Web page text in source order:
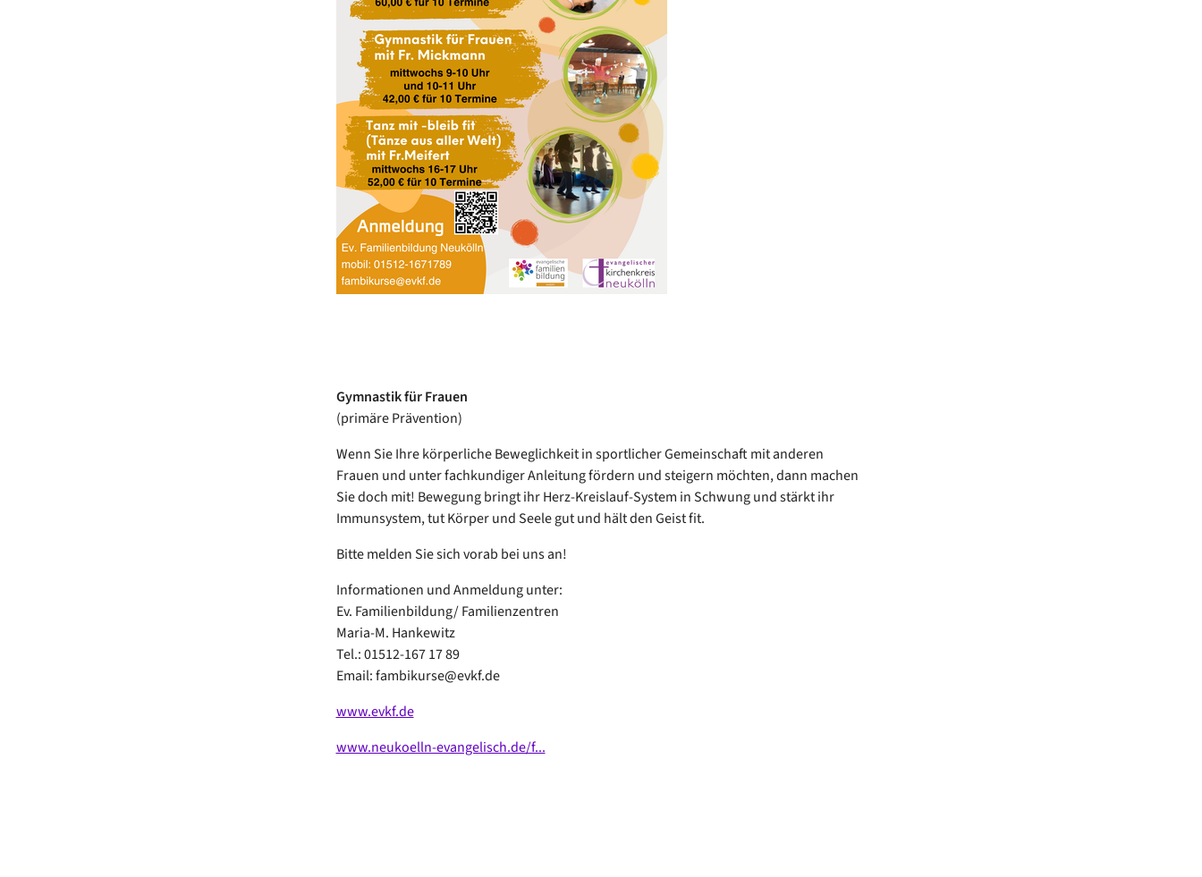
Gymnastik für Frauen
(primäre Prävention)
Wenn Sie Ihre körperliche Beweglichkeit in sportlicher Gemeinschaft mit anderen
Frauen und unter fachkundiger Anleitung fördern und steigern möchten, dann machen
Sie doch mit! Bewegung bringt ihr Herz-Kreislauf-System in Schwung und stärkt ihr
Immunsystem, tut Körper und Seele gut und hält den Geist fit.
Bitte melden Sie sich vorab bei uns an!
Informationen und Anmeldung unter:
Ev. Familienbildung/ Familienzentren
Maria-M. Hankewitz
Tel.: 01512-167 17 89
Email: fambikurse@evkf.de
www.evkf.de
www.neukoelln-evangelisch.de/f...